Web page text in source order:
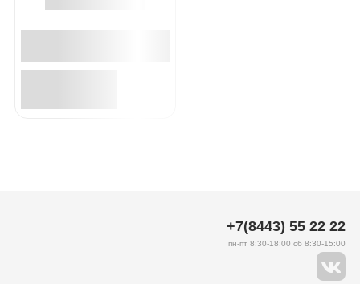
+7(8443) 55 22 22
пн-пт 8:30-18:00 сб 8:30-15:00